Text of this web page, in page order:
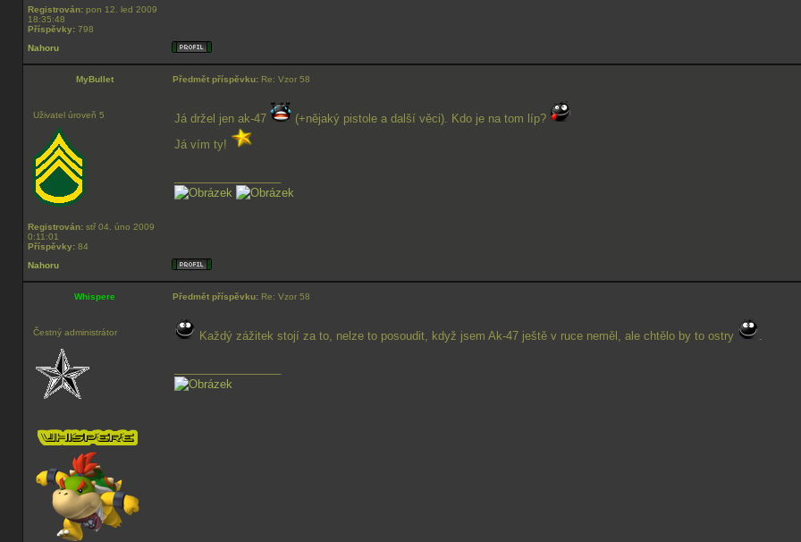
Registrován: pon 12. led 2009
18:35:48
Příspěvky: 798
Nahoru
MyBullet Předmět příspěvku: Re: Vzor 58
Uživatel úroveň 5
Registrován: stř 04. úno 2009
0:11:01
Příspěvky: 84
Já držel jen ak-47
(+nějaký pistole a další věci). Kdo je na tom líp?
Já vím ty!
Nahoru
Whispere Předmět příspěvku: Re: Vzor 58
Čestný administrátor Každý zážitek stojí za to, nelze to posoudit, když jsem Ak-47 ještě v ruce neměl, ale chtělo by to ostry .